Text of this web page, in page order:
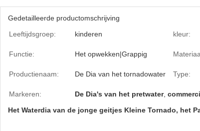
Gedetailleerde productomschrijving
Leeftijdsgroep:
kinderen kleur:
Functie: Het opwekken|Grappig
Productienaam: De Dia van het tornadowater Type:
Markeren: De Dia's van het pretwater,
Het Waterdia van de jonge geitjes Kleine Tornado, het